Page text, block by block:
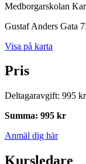
Medborgarskolan
Gustaf Anders Gata
Visa på karta
Pris
Deltagaravgift: 995 kr
Summa: 995 kr
Anmäl dig här
Kursledare